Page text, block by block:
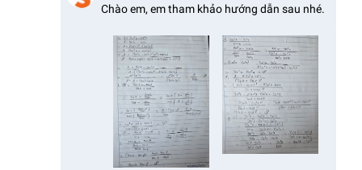
Chào em, em tham khảo hướng dẫn sau nhé.